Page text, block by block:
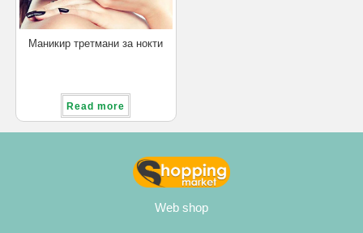
Маникир третмани за нокти
Read more
Web shop